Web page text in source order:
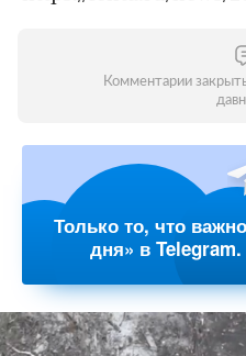
Комментарии
Только то, что
дня» в